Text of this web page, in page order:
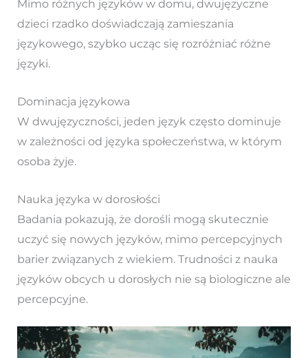
Mimo różnych języków w domu, dwujęzyczne
dzieci rzadko doświadczają zamieszania
językowego, szybko ucząc się rozróżniać różne
języki.
Dominacja językowa
W dwujęzyczności, jeden język często dominuje
w zależności od języka społeczeństwa, w którym
osoba żyje.
Nauka języka w dorosłości
Badania pokazują, że dorośli mogą skutecznie
uczyć się nowych języków, mimo percepcyjnych
barier związanych z wiekiem. Trudności z nauka
języków obcych u dorosłych nie są biologiczne ale
percepcyjne.